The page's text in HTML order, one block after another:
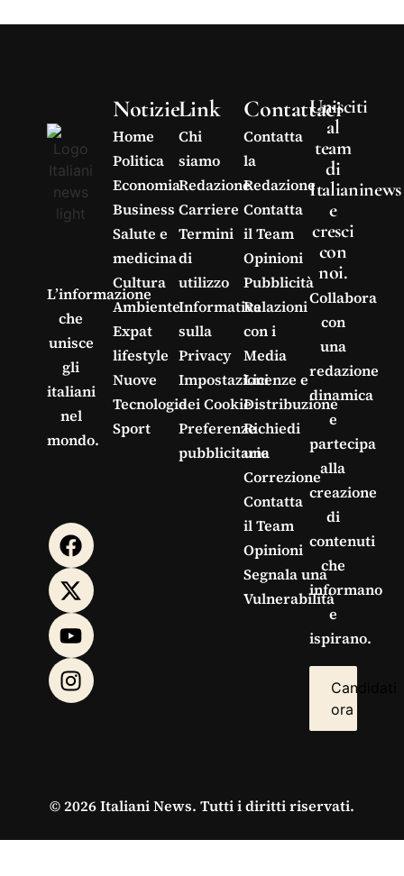
L’informazione
che
unisce
gli
italiani
nel
mondo.
Notizie
Home
Politica
Economia
Business
Salute e
medicina
Cultura
Ambiente
Expat
lifestyle
Nuove
Tecnologie
Sport
Link
Chi
siamo
Redazione
Carriere
Termini
di
utilizzo
Informativa
sulla
Privacy
Impostazioni
dei Cookie
Preferenze
pubblicitarie
Contattaci
Contatta
la
Redazione
Contatta
il Team
Opinioni
Pubblicità
Relazioni
con i
Media
Licenze e
Distribuzione
Richiedi
una
Correzione
Contatta
il Team
Opinioni
Segnala una
Vulnerabilità
Unisciti
al
team
di
Italianinews
e
cresci
con
noi.
Collabora
con
una
redazione
dinamica
e
partecipa
alla
creazione
di
contenuti
che
informano
e
ispirano.
Candidati
ora
© 2026 Italiani News. Tutti i diritti riservati.